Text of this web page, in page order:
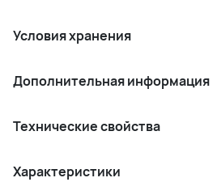
Условия хранения
Дополнительная информация
Технические свойства
Характеристики